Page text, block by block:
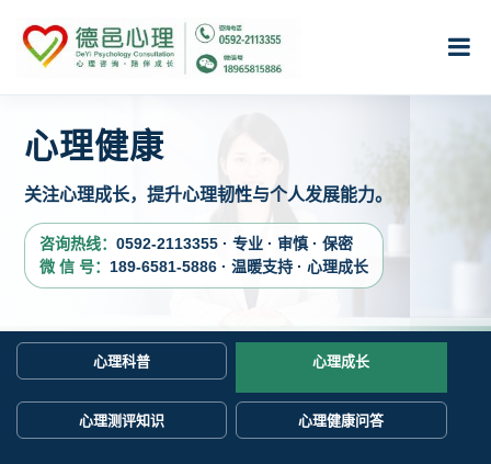
心理健康
关注心理成长，提升心理韧性与个人发展能力。
咨询热线： 0592-2113355 · 专业 · 审慎 · 保密
微 信 号： 189-6581-5886 · 温暖支持 · 心理成长
心理科普 心理成长
心理测评知识 心理健康问答